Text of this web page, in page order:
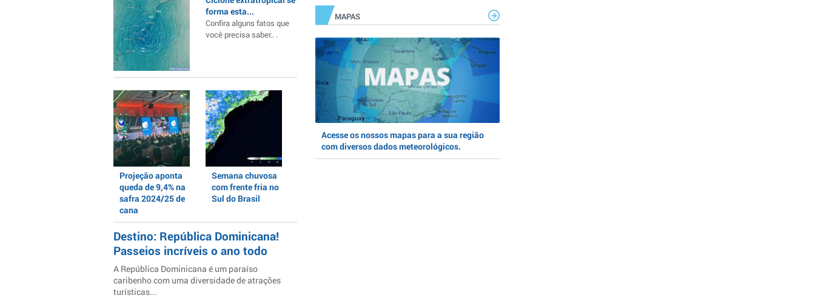
forma esta...
Confira alguns fatos que
você precisa saber.. .
Projeção aponta
queda de 9,4% na
safra 2024/25 de
cana
Semana chuvosa
com frente fria no
Sul do Brasil
Destino: República Dominicana!
Passeios incríveis o ano todo
A República Dominicana é um paraíso
caribenho com uma diversidade de atrações
turísticas...
MAPAS
Acesse os nossos mapas para a sua região
com diversos dados meteorológicos.